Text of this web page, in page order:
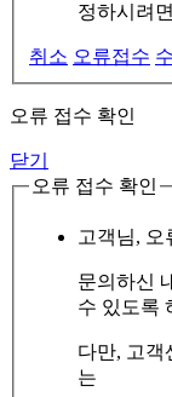
정하시려
취소 오류접수
오류 접수 확인
닫기
오류 접수 확인
고객님, 오
문의하신
수 있도록
다만, 고객
는